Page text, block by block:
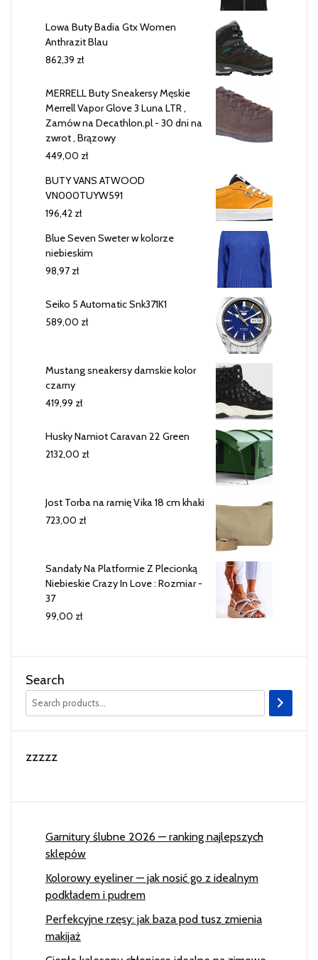
Lowa Buty Badia Gtx Women
Anthrazit Blau
862,39 zł
MERRELL Buty Sneakersy Męskie
Merrell Vapor Glove 3 Luna LTR ,
Zamów na Decathlon.pl - 30 dni na
zwrot , Brązowy
449,00 zł
BUTY VANS ATWOOD
VN000TUYW591
196,42 zł
Blue Seven Sweter w kolorze
niebieskim
98,97 zł
Seiko 5 Automatic Snk371K1
589,00 zł
Mustang sneakersy damskie kolor
czarny
419,99 zł
Husky Namiot Caravan 22 Green
2132,00 zł
Jost Torba na ramię Vika 18 cm khaki
723,00 zł
Sandały Na Platformie Z Plecionką
Niebieskie Crazy In Love : Rozmiar -
37
99,00 zł
Search
zzzzz
Garnitury ślubne 2026 — ranking najlepszych
sklepów
Kolorowy eyeliner — jak nosić go z idealnym
podkładem i pudrem
Perfekcyjne rzęsy: jak baza pod tusz zmienia
makijaż